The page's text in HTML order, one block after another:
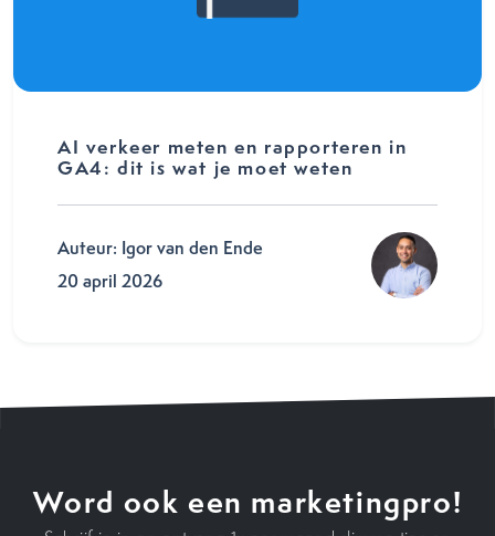
AI verkeer meten en rapporteren in
GA4: dit is wat je moet weten
Auteur: Igor van den Ende
20 april 2026
Word ook een marketingpro!